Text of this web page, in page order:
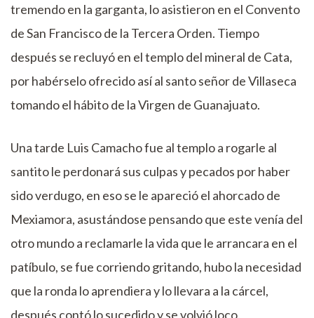
tremendo en la garganta, lo asistieron en el Convento
de San Francisco de la Tercera Orden. Tiempo
después se recluyó en el templo del mineral de Cata,
por habérselo ofrecido así al santo señor de Villaseca
tomando el hábito de la Virgen de Guanajuato.
Una tarde Luis Camacho fue al templo a rogarle al
santito le perdonará sus culpas y pecados por haber
sido verdugo, en eso se le apareció el ahorcado de
Mexiamora, asustándose pensando que este venía del
otro mundo a reclamarle la vida que le arrancara en el
patíbulo, se fue corriendo gritando, hubo la necesidad
que la ronda lo aprendiera y lo llevara a la cárcel,
después contó lo sucedido y se volvió loco.